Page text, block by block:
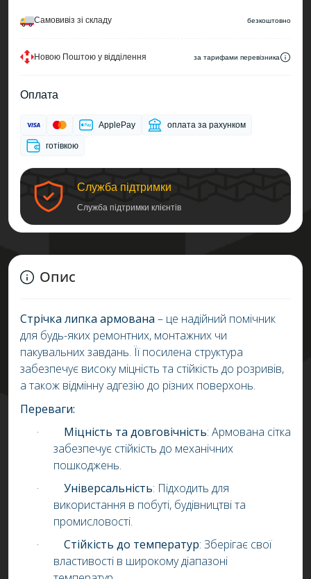
Самовивіз зі складу безкоштовно
Новою Поштою у відділення за тарифами перевізника
Оплата
ApplePay оплата за рахунком
готівкою
Служба підтримки
Служба підтримки клієнтів
Опис
Стрічка липка армована – це надійний помічник
для будь-яких ремонтних, монтажних чи
пакувальних завдань. Її посилена структура
забезпечує високу міцність та стійкість до розривів,
а також відмінну адгезію до різних поверхонь.
Переваги:
·
Міцність та довговічність: Армована сітка
забезпечує стійкість до механічних
пошкоджень.
·
Універсальність: Підходить для
використання в побуті, будівництві та
промисловості.
·
Стійкість до температур: Зберігає свої
властивості в широкому діапазоні